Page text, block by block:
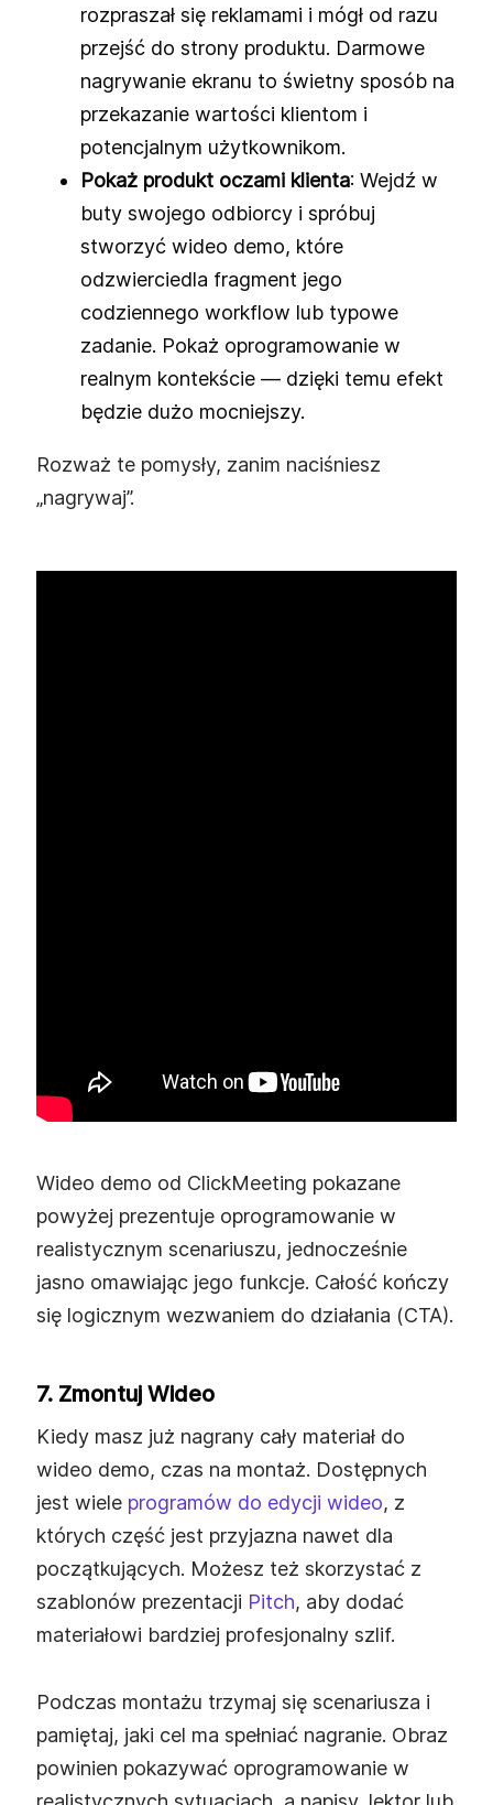
rozpraszał się reklamami i mógł od razu
przejść do strony produktu. Darmowe
nagrywanie ekranu to świetny sposób na
przekazanie wartości klientom i
potencjalnym użytkownikom.
Pokaż produkt oczami klienta: Wejdź w
buty swojego odbiorcy i spróbuj
stworzyć wideo demo, które
odzwierciedla fragment jego
codziennego workflow lub typowe
zadanie. Pokaż oprogramowanie w
realnym kontekście — dzięki temu efekt
będzie dużo mocniejszy.
Rozważ te pomysły, zanim naciśniesz
„nagrywaj”.
Wideo demo od ClickMeeting pokazane
powyżej prezentuje oprogramowanie w
realistycznym scenariuszu, jednocześnie
jasno omawiając jego funkcje. Całość kończy
się logicznym wezwaniem do działania (CTA).
7. Zmontuj Wideo
Kiedy masz już nagrany cały materiał do
wideo demo, czas na montaż. Dostępnych
jest wiele programów do edycji wideo, z
których część jest przyjazna nawet dla
początkujących. Możesz też skorzystać z
szablonów prezentacji Pitch, aby dodać
materiałowi bardziej profesjonalny szlif.
Podczas montażu trzymaj się scenariusza i
pamiętaj, jaki cel ma spełniać nagranie. Obraz
powinien pokazywać oprogramowanie w